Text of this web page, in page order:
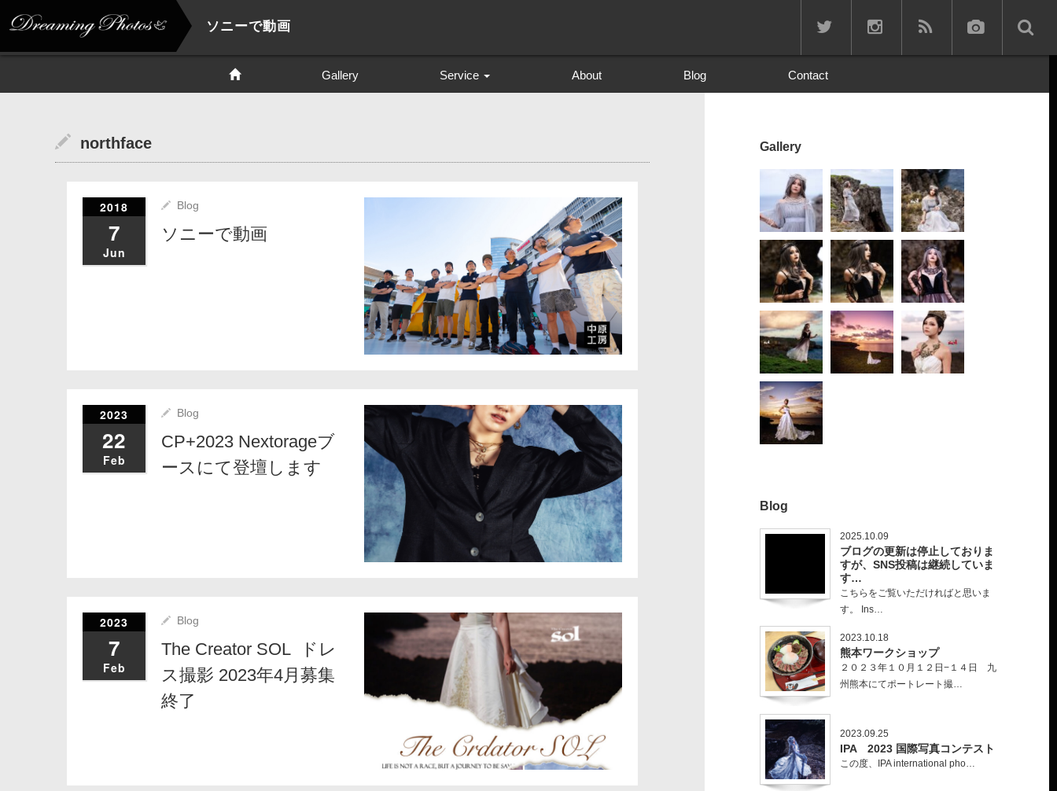
ソニーで動画
Gallery Service About Blog Contact
northface
2018
7
Jun
Blog
ソニーで動画
2023
22
Feb
Blog
CP+2023 Nextorageブ
ースにて登壇します
2023
7
Feb
Blog
The Creator SOL ドレ
ス撮影 2023年4月募集
終了
Gallery
Blog
2025.10.09
ブログの更新は停止しておりま
すが、SNS投稿は継続していま
す…
こちらをご覧いただければと思いま
す。 Ins…
2023.10.18
熊本ワークショップ
２０２３年１０月１２日−１４日 九
州熊本にてポートレート撮…
2023.09.25
IPA 2023 国際写真コンテスト
この度、IPA international pho…